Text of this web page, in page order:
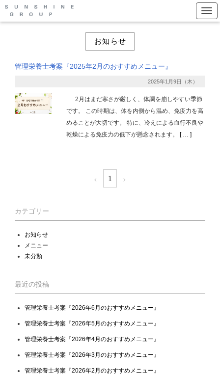
お知らせ
管理栄養士考案『2025年2月のおすすめメニュー』
2025年1月9日（木）
2月はまだ寒さが厳しく、体調を崩しやすい季節
です。 この時期は、体を内側から温め、免疫力を高
めることが大切です。 特に、冷えによる血行不良や
乾燥による免疫力の低下が懸念されます。 [ … ]
‹ 1 ›
カテゴリー
お知らせ
メニュー
未分類
最近の投稿
管理栄養士考案『2026年6月のおすすめメニュー』
管理栄養士考案『2026年5月のおすすめメニュー』
管理栄養士考案『2026年4月のおすすめメニュー』
管理栄養士考案『2026年3月のおすすめメニュー』
管理栄養士考案『2026年2月のおすすめメニュー』